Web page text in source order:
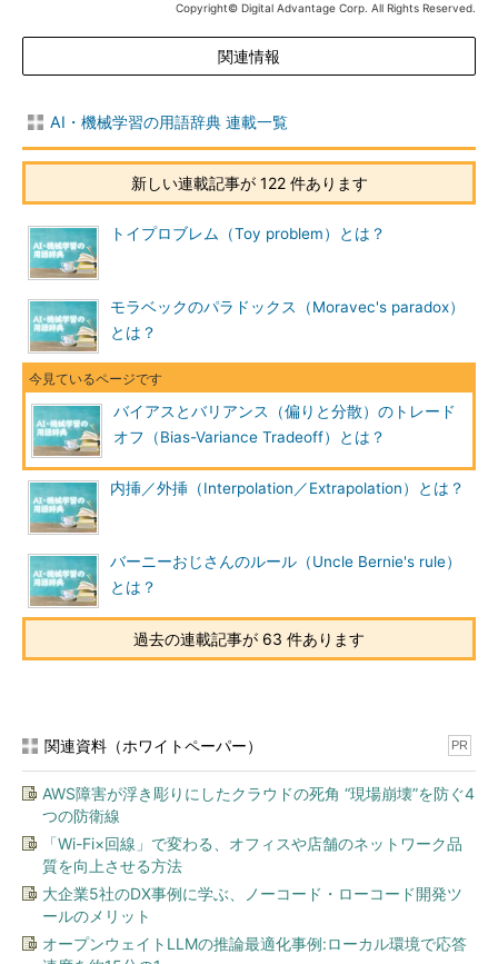
Copyright© Digital Advantage Corp. All Rights Reserved.
関連情報
AI・機械学習の用語辞典 連載一覧
新しい連載記事が 122 件あります
トイプロブレム（Toy problem）とは？
モラベックのパラドックス（Moravec's paradox）
とは？
バイアスとバリアンス（偏りと分散）のトレード
オフ（Bias-Variance Tradeoff）とは？
内挿／外挿（Interpolation／Extrapolation）とは？
バーニーおじさんのルール（Uncle Bernie's rule）
とは？
過去の連載記事が 63 件あります
関連資料（ホワイトペーパー） PR
AWS障害が浮き彫りにしたクラウドの死角 “現場崩壊”を防ぐ4
つの防衛線
「Wi-Fi×回線」で変わる、オフィスや店舗のネットワーク品
質を向上させる方法
大企業5社のDX事例に学ぶ、ノーコード・ローコード開発ツ
ールのメリット
オープンウェイトLLMの推論最適化事例:ローカル環境で応答